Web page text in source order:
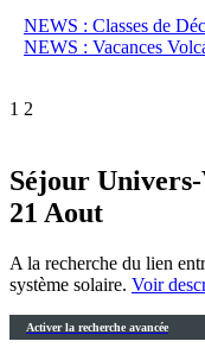
NEWS : Classes de
NEWS : Vacances
1 2
Séjour
21 Aout
A la recherche du lien
système solaire. Voir
Activer la recherche avancée